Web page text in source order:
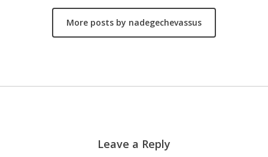
More posts by nadegechevassus
Leave a Reply